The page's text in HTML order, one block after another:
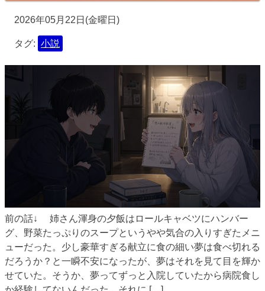
2026年05月22日(金曜日)
タグ: 小説
前の話↓ 姉さん渾身の夕飯はロールキャベツにハンバー
グ、野菜たっぷりのスープというやや気合の入りすぎたメニ
ューだった。少し豪華すぎる献立に食の細い夢は食べ切れる
だろうか？と一瞬不安になったが、夢はそれを見て目を輝か
せていた。そうか、夢ってずっと入院していたから病院食し